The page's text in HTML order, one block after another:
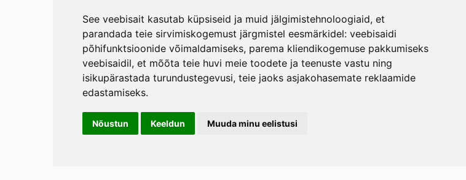
See veebisait kasutab küpsiseid ja muid jälgimistehnoloogiaid, et
parandada teie sirvimiskogemust järgmistel eesmärkidel: veebisaidi
põhifunktsioonide võimaldamiseks, parema kliendikogemuse pakkumiseks
veebisaidil, et mõõta teie huvi meie toodete ja teenuste vastu ning
isikupärastada turundustegevusi, teie jaoks asjakohasemate reklaamide
edastamiseks.
Nõustun Keeldun Muuda minu eelistusi